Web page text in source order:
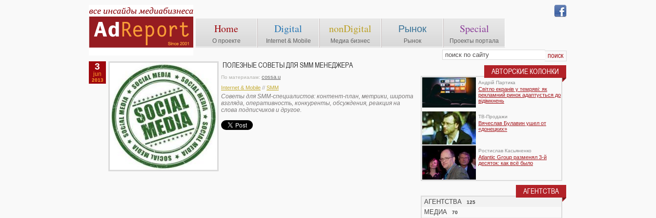
Home
О проекте
Digital
Internet & Mobile
nonDigital
Медиа бизнес
Рынок
Рынок
Special
Проекты портала
3
jun
2013
ПОЛЕЗНЫЕ СОВЕТЫ ДЛЯ SMM МЕНЕДЖЕРА
По материалам: cossa.u
Internet & Mobile // SMM
Советы для SMM-специалистов: контент-план, метрики, широта
взгляда, оперативность, конкуренты, обсуждения, реакция на
слова подписчиков и другое.
АВТОРСКИЕ КОЛОНКИ
Андрій Партика
Світло екранів у темряві: як
рекламний ринок адаптується до
відімкнень
TВ-Продажи
Вячеслав Булавин ушел от
«донецких»
Ростислав Касьяненко
Atlantic Group разменял 3-й
десяток: как всё было
АГЕНТСТВА
АГЕНТСТВА 125
МЕДИА 70